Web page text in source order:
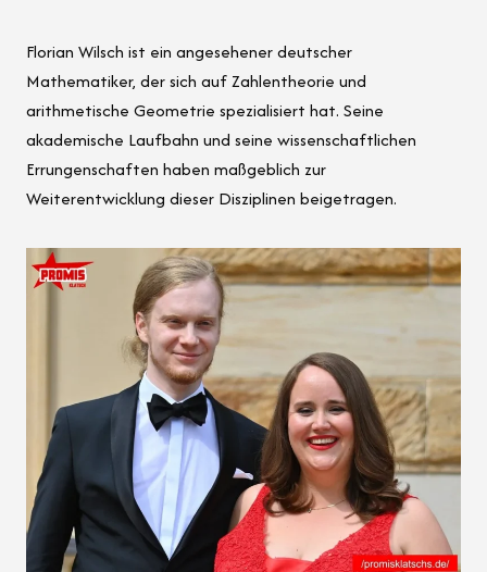
Florian Wilsch ist ein angesehener deutscher
Mathematiker, der sich auf Zahlentheorie und
arithmetische Geometrie spezialisiert hat. Seine
akademische Laufbahn und seine wissenschaftlichen
Errungenschaften haben maßgeblich zur
Weiterentwicklung dieser Disziplinen beigetragen.